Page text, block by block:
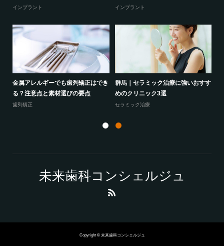
インプラント インプラント
金属アレルギーでも歯列矯正はでき
る？注意点と素材選びの要点
歯列矯正
群馬｜セラミック治療に強いおすす
めのクリニック3選
セラミック治療
未来歯科コンシェルジュ
Copyright © 未来歯科コンシェルジュ